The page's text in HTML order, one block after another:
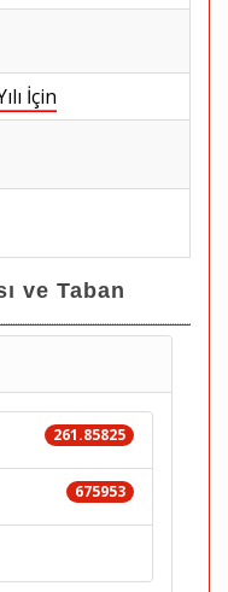
İçin
ve Taban
261.85825
675953